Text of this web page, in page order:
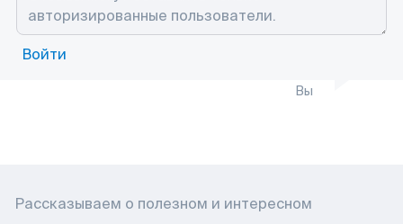
Войти
Вы
Рассказываем о полезном и интересном